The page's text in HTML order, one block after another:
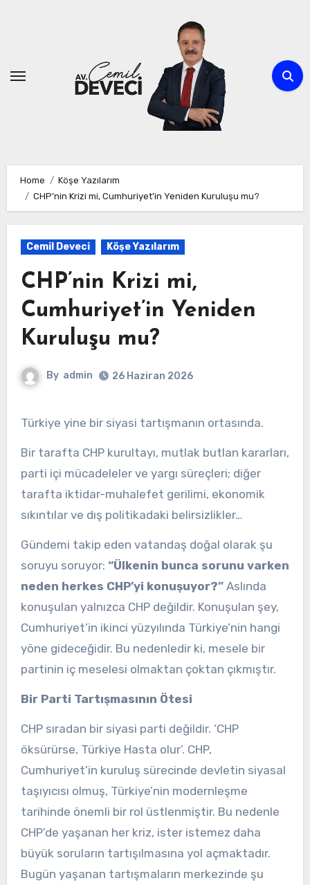
Home
Köşe Yazılarım
CHP’nin Krizi mi, Cumhuriyet’in Yeniden Kuruluşu mu?
Cemil Deveci Köşe Yazılarım
CHP’nin Krizi mi,
Cumhuriyet’in Yeniden
Kuruluşu mu?
By admin 26 Haziran 2026
Türkiye yine bir siyasi tartışmanın ortasında.
Bir tarafta CHP kurultayı, mutlak butlan kararları,
parti içi mücadeleler ve yargı süreçleri; diğer
tarafta iktidar-muhalefet gerilimi, ekonomik
sıkıntılar ve dış politikadaki belirsizlikler…
Gündemi takip eden vatandaş doğal olarak şu
soruyu soruyor: “Ülkenin bunca sorunu varken
neden herkes CHP’yi konuşuyor?” Aslında
konuşulan yalnızca CHP değildir. Konuşulan şey,
Cumhuriyet’in ikinci yüzyılında Türkiye’nin hangi
yöne gideceğidir. Bu nedenledir ki, mesele bir
partinin iç meselesi olmaktan çoktan çıkmıştır.
Bir Parti Tartışmasının Ötesi
CHP sıradan bir siyasi parti değildir. ‘CHP
öksürürse, Türkiye Hasta olur’. CHP,
Cumhuriyet’in kuruluş sürecinde devletin siyasal
taşıyıcısı olmuş, Türkiye’nin modernleşme
tarihinde önemli bir rol üstlenmiştir. Bu nedenle
CHP’de yaşanan her kriz, ister istemez daha
büyük soruların tartışılmasına yol açmaktadır.
Bugün yaşanan tartışmaların merkezinde şu